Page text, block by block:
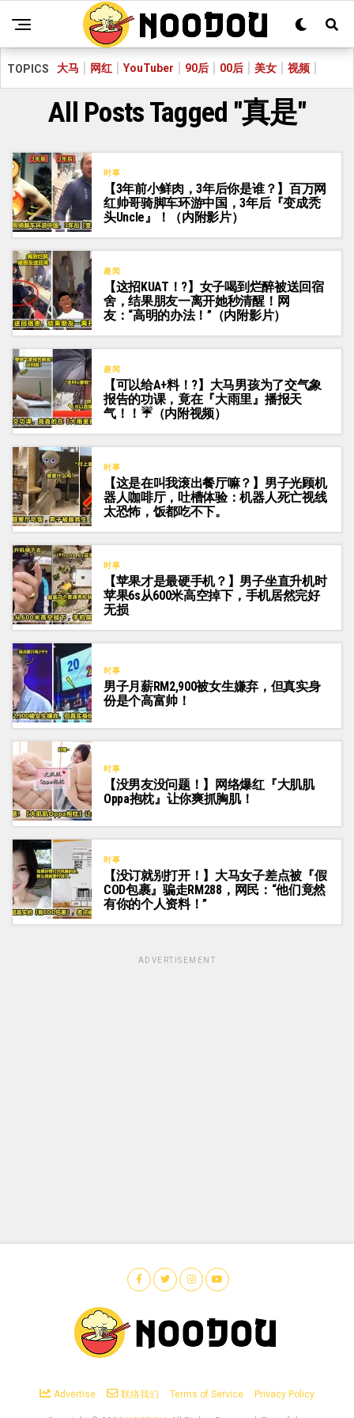
TOPICS 大马 网红 YouTuber 90后 00后 美女 视频
All Posts Tagged "真是"
时事
【3年前小鲜肉，3年后你是谁？】百万网
红帅哥骑脚车环游中国，3年后『变成秃
头Uncle』！（内附影片）
趣闻
【这招KUAT！?】女子喝到烂醉被送回宿
舍，结果朋友一离开她秒清醒！网
友：“高明的办法！”（内附影片）
趣闻
【可以给A+料！?】大马男孩为了交气象
报告的功课，竟在『大雨里』播报天
气！！☔（内附视频）
时事
【这是在叫我滚出餐厅嘛？】男子光顾机
器人咖啡厅，吐槽体验：机器人死亡视线
太恐怖，饭都吃不下。
时事
【苹果才是最硬手机？】男子坐直升机时
苹果6s从600米高空掉下，手机居然完好
无损
时事
男子月薪RM2,900被女生嫌弃，但真实身
份是个高富帅！
时事
【没男友没问题！】网络爆红『大肌肌
Oppa抱枕』让你爽抓胸肌！
时事
【没订就别打开！】大马女子差点被『假
COD包裹』骗走RM288，网民：“他们竟然
有你的个人资料！”
ADVERTISEMENT
Advertise 联络我们 Terms of Service Privacy Policy